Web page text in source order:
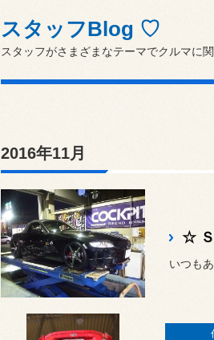
スタッフBlog ♡
スタッフがさまざまなテーマでクルマに
2016年11月
☆